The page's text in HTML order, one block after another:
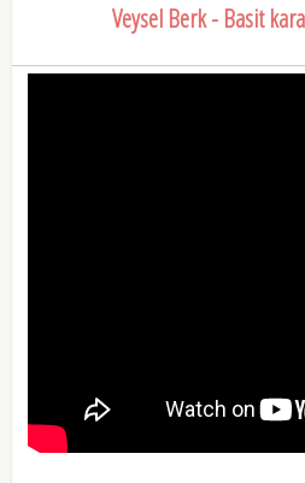
Veysel Berk - Basit